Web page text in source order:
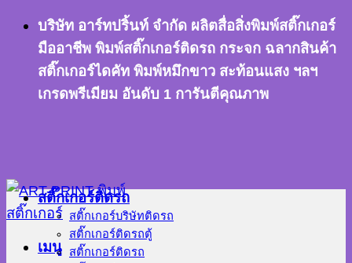
ข้าม
เนื้อหา
บริษัท อาร์ทปริ้นท์ จำกัด ผลิตสื่อสิ่งพิมพ์สติ๊กเกอร์
มืออาชีพ พิมพ์สติ๊กเกอร์ติดรถ กระจก ฉลากสินค้า
สติ๊กเกอร์ไดคัท พิมพ์หมึกขาว สะท้อนแสง ฯลฯ
เกรดพรีเมียม อันดับ 1 การันตีคุณภาพ
เมนู
สติ๊กเกอร์ติดรถ
สติ๊กเกอร์บริษัทติดรถ
สติ๊กเกอร์ติดรถตู้
สติ๊กเกอร์ติดรถ